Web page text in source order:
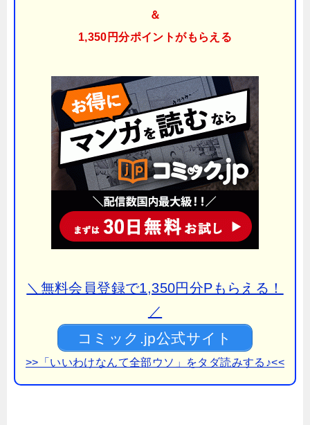
＆
1,350円分ポイントがもらえる
＼無料会員登録で1,350円分Pもらえる！
／
コミック.jp公式サイト
>>「いいわけなんて全部ウソ」をタダ読みする♪<<